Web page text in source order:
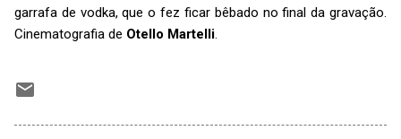
garrafa de vodka, que o fez ficar bêbado no final da gravação.
Cinematografia de Otello Martelli.